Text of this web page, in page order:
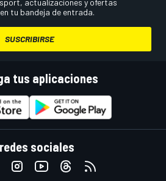
tu bandeja de entrada.
SUSCRIBIRSE
tus aplicaciones
sociales